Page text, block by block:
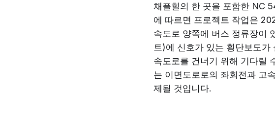
채플힐의 한 곳을 포함한 NC
에 따르면 프로젝트 작업은
속도로 양쪽에 버스 정류장이
트)에 신호가 있는 횡단보도
속도로를 건너기 위해 기다릴
는 이면도로로의 좌회전과 고
제될 것입니다.